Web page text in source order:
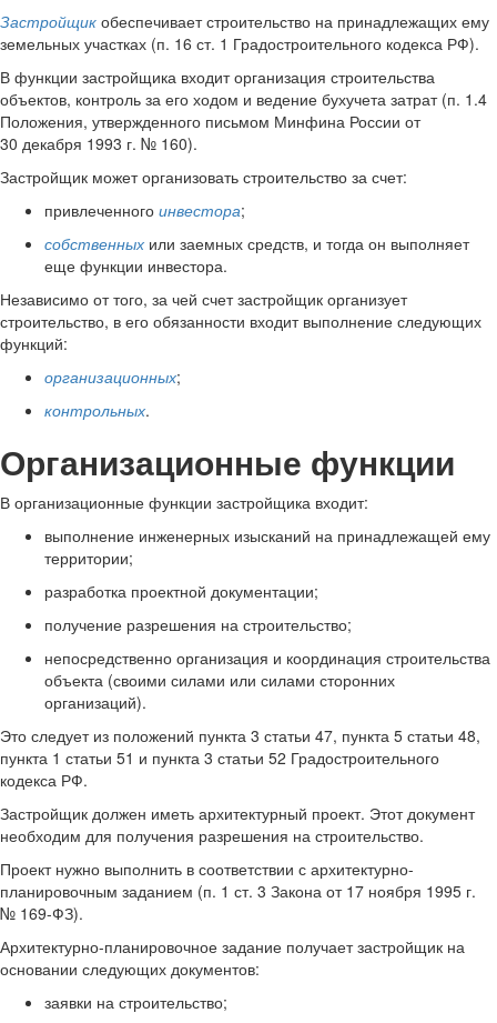
Застройщик обеспечивает строительство на принадлежащих ему
земельных участках (п. 16 ст. 1 Градостроительного кодекса РФ).
В функции застройщика входит организация строительства
объектов, контроль за его ходом и ведение бухучета затрат (п. 1.4
Положения, утвержденного письмом Минфина России от
30 декабря 1993 г. № 160).
Застройщик может организовать строительство за счет:
привлеченного инвестора;
собственных или заемных средств, и тогда он выполняет
еще функции инвестора.
Независимо от того, за чей счет застройщик организует
строительство, в его обязанности входит выполнение следующих
функций:
организационных;
контрольных.
Организационные функции
В организационные функции застройщика входит:
выполнение инженерных изысканий на принадлежащей ему
территории;
разработка проектной документации;
получение разрешения на строительство;
непосредственно организация и координация строительства
объекта (своими силами или силами сторонних
организаций).
Это следует из положений пункта 3 статьи 47, пункта 5 статьи 48,
пункта 1 статьи 51 и пункта 3 статьи 52 Градостроительного
кодекса РФ.
Застройщик должен иметь архитектурный проект. Этот документ
необходим для получения разрешения на строительство.
Проект нужно выполнить в соответствии с архитектурно-
планировочным заданием (п. 1 ст. 3 Закона от 17 ноября 1995 г.
№ 169-ФЗ).
Архитектурно-планировочное задание получает застройщик на
основании следующих документов:
заявки на строительство;